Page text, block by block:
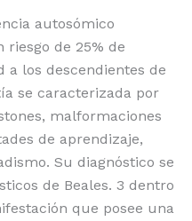
autosómico
riesgo de 25% de
a los descendientes de
se caracterizada por
malformaciones
de aprendizaje,
Su diagnóstico se
de Beales. 3 dentro
que posee una